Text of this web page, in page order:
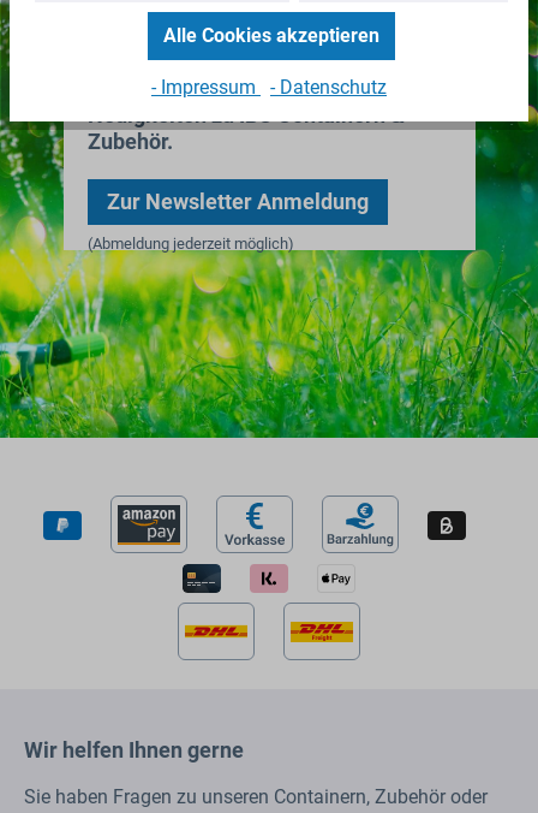
Nichts mehr verpassen!
Erhalten Sie erstklassige
Neuigkeiten zu IBC Containern &
Zubehör.
Zur Newsletter Anmeldung
(Abmeldung jederzeit möglich)
Wir helfen Ihnen gerne
Sie haben Fragen zu unseren Containern, Zubehör oder
Alle Cookies akzeptieren
- Impressum - Datenschutz